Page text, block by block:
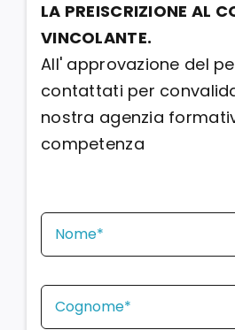
LA PREISCRIZIONE AL
VINCOLANTE.
All' approvazione del
contattati per
nostra agenzia
competenza